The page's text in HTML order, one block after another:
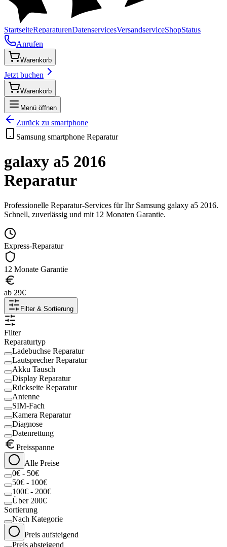
StartseiteReparaturenDatenservicesVersandserviceShopStatus
Anrufen
Warenkorb
Jetzt buchen
Warenkorb
Menü öffnen
Zurück zu smartphone
Samsung smartphone Reparatur
galaxy a5 2016
Reparatur
Professionelle Reparatur-Services für Ihr Samsung galaxy a5 2016.
Schnell, zuverlässig und mit 12 Monaten Garantie.
Express-Reparatur
12 Monate Garantie
ab 29€
Filter & Sortierung
Filter
Reparaturtyp
Ladebuchse Reparatur
Lautsprecher Reparatur
Akku Tausch
Display Reparatur
Rückseite Reparatur
Antenne
SIM-Fach
Kamera Reparatur
Diagnose
Datenrettung
Preisspanne
Alle Preise
0€ - 50€
50€ - 100€
100€ - 200€
Über 200€
Sortierung
Nach Kategorie
Preis aufsteigend
Preis absteigend